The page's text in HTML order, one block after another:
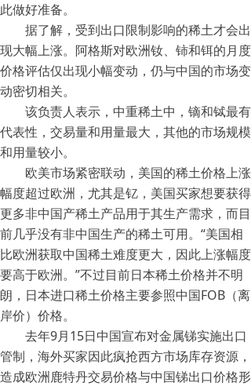
此做好准备。
据了解，受到出口限制影响的稀土才会出
现大幅上涨。阿格斯对欧洲钕、铈和铒的月度
价格评估仅出现小幅变动，仍与中国的市场变
动密切相关。
该负责人表示，中重稀土中，镝和铽最有
代表性，交易量和用量最大，其他的市场规模
和用量较小。
欧美市场紧密联动，美国的稀土价格上涨
幅度超过欧洲，尤其是钇，美国买家想要获得
更多非中国产稀土产品用于其生产需求，而目
前几乎没有非中国生产的稀土可用。“美国相
比欧洲获取中国稀土难度更大，因此上涨幅度
要高于欧洲。”不过目前日本稀土价格并不明
朗，日本进口稀土价格主要参照中国FOB（离
岸价）价格。
去年9月15日中国宣布对金属锑实施出口
管制，海外买家因此疯抢西方市场库存资源，
造成欧洲鹿特丹交易价格与中国锑出口价格形